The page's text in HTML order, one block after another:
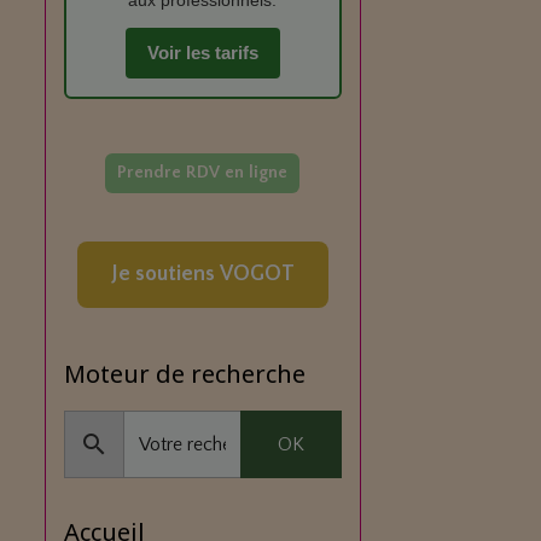
Voir les tarifs
Prendre RDV en ligne
Je soutiens VOGOT
Moteur de recherche
OK
Accueil